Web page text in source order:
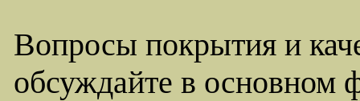
Вопросы покрытия и
обсуждайте в основном